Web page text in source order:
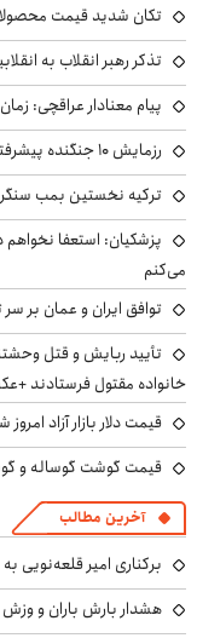
تکان شدید قیمت محصولات
تذکر رهبر انقلاب به
پیام معنادار عراقچی:
رزمایش ۱۰ جنگنده پیشرفته روسیه بر فراز اروپای مرکزی با مهمات واقعی
ترکیه نخستین بمب
پزشکیان: استعفا
می‌کنم
توافق ایران و عمان بر
تأیید ربایش و قتل
خانواده مقتول فرستادند
قیمت دلار بازار آزاد امروز شنبه ۱۷
قیمت گوشت گوساله و گوسفند امروز
آخرین مطالب
برکناری امیر قلعه‌نویی
هشدار بارش باران و